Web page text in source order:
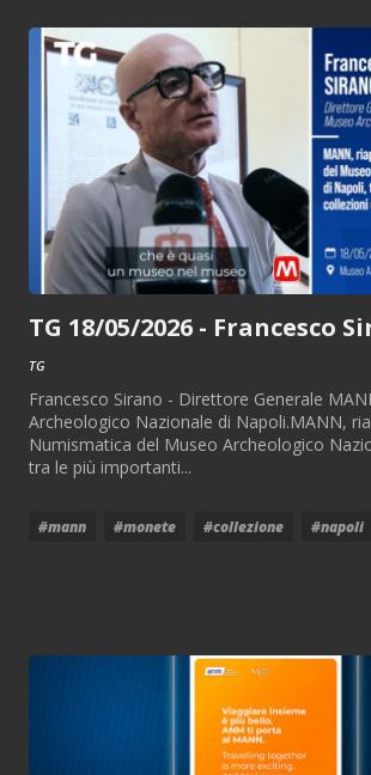
TG 18/05/2026 - Francesco
TG
Francesco Sirano - Direttore Generale
Archeologico Nazionale di Napoli.MANN,
Numismatica del Museo Archeologico
tra le più importanti...
#mann #monete #collezione #napoli